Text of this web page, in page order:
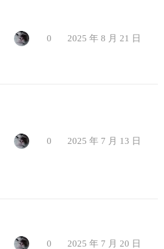
0 2025 年 8 月 21 日
0 2025 年 7 月 13 日
0 2025 年 7 月 20 日